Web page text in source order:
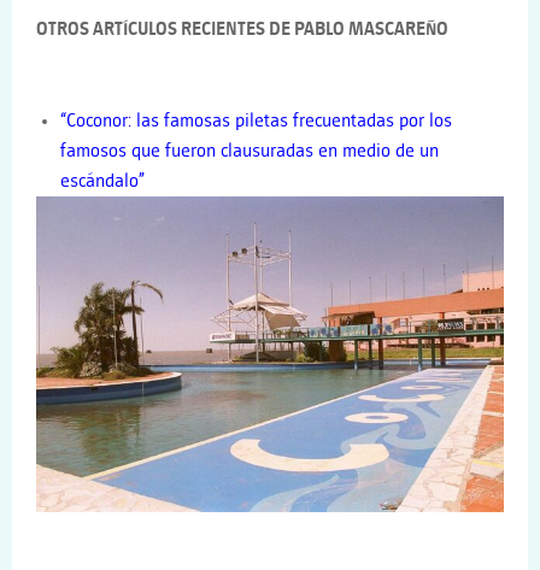
OTROS ARTÍCULOS RECIENTES DE PABLO MASCAREÑO
“Coconor: las famosas piletas frecuentadas por los
famosos que fueron clausuradas en medio de un
escándalo”